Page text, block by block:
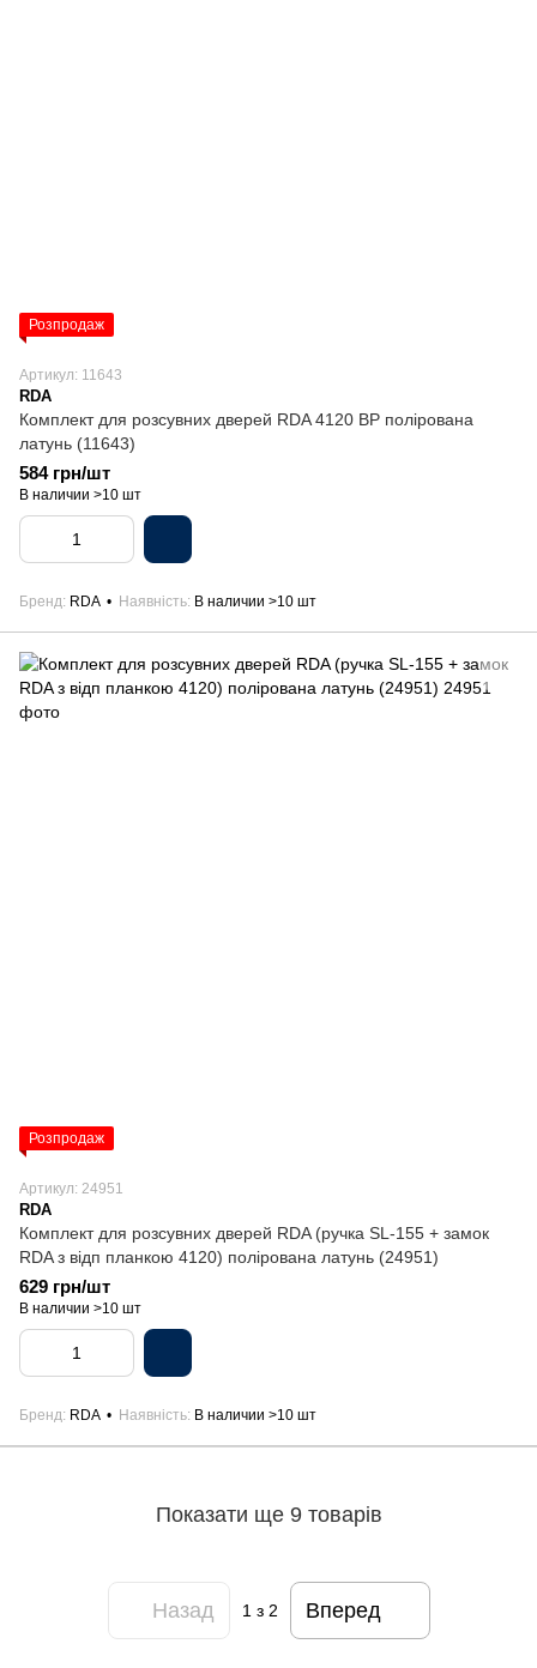
Розпродаж
Артикул: 11643
RDA
Комплект для розсувних дверей RDA 4120 ВР полірована
латунь (11643)
584 грн/шт
В наличии >10 шт
Бренд RDA Наявність В наличии >10 шт
Розпродаж
Артикул: 24951
RDA
Комплект для розсувних дверей RDA (ручка SL-155 + замок
RDA з відп планкою 4120) полірована латунь (24951)
629 грн/шт
В наличии >10 шт
Бренд RDA Наявність В наличии >10 шт
Показати ще 9 товарів
Назад 1 з 2 Вперед